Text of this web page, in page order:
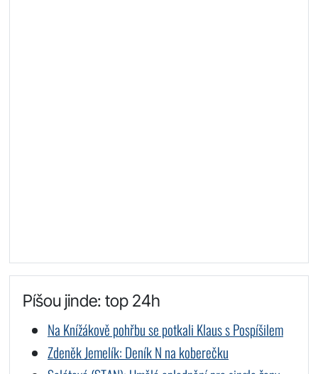
Píšou jinde: top 24h
Na Knížákově pohřbu se potkali Klaus s Pospíšilem
Zdeněk Jemelík: Deník N na koberečku